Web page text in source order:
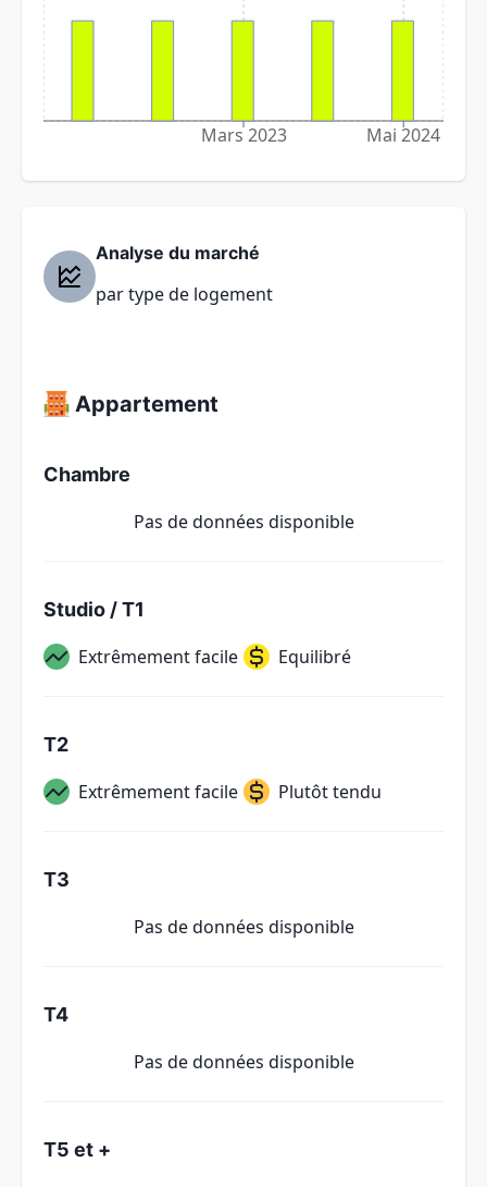
Mars 2023 Mai 2024
Analyse du marché
par type de logement
Appartement
Chambre
Pas de données disponible
Studio / T1
Extrêmement facile Equilibré
T2
Extrêmement facile Plutôt tendu
T3
Pas de données disponible
T4
Pas de données disponible
T5 et +